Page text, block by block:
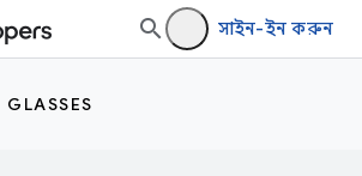
সাইন-ইন করুন
GLASSES